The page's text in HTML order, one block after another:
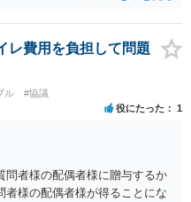
れます。 もし契約書の作成まで
の弁護士、できれば相続に強い
レ費用を負担して問題
ル #協議
役にたった 1
問者様の配偶者様に贈与するか
者様の配偶者様が得ることにな